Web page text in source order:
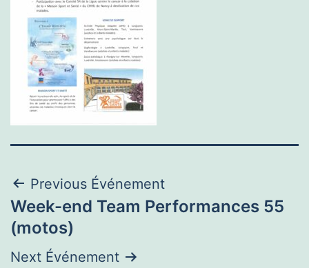
Navigation
de
l’article
Previous Événement
Week-end Team Performances 55
(motos)
Next Événement